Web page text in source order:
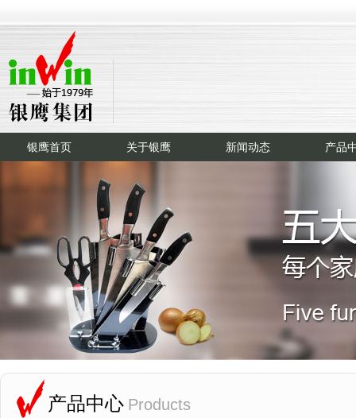
银鹰首页 关于银鹰 新闻动态 产品
产品中心 Products